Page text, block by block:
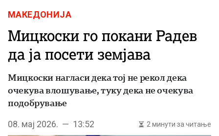
МАКЕДОНИЈА
Мицкоски го покани Радев
да ја посети земјава
Мицкоски нагласи дека тој не рекол дека
очекува влошување, туку дека не очекува
подобрување
08. мај 2026. — 13:52 2 минути за читање